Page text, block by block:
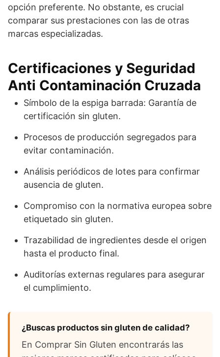
opción preferente. No obstante, es crucial
comparar sus prestaciones con las de otras
marcas especializadas.
Certificaciones y Seguridad
Anti Contaminación Cruzada
Símbolo de la espiga barrada: Garantía de
certificación sin gluten.
Procesos de producción segregados para
evitar contaminación.
Análisis periódicos de lotes para confirmar
ausencia de gluten.
Compromiso con la normativa europea sobre
etiquetado sin gluten.
Trazabilidad de ingredientes desde el origen
hasta el producto final.
Auditorías externas regulares para asegurar
el cumplimiento.
¿Buscas productos sin gluten de calidad?
En Comprar Sin Gluten encontrarás las